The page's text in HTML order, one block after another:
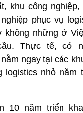
khu công
phục vụ
không những ở
Thực tế, có
ngay tại các
logistics nhỏ nằm
10 năm triển